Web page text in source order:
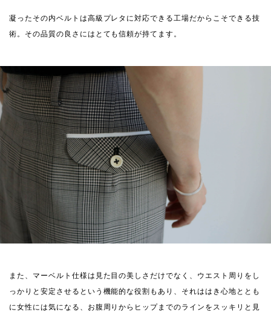
凝ったその内ベルトは高級プレタに対応できる工場だからこそできる技
術。その品質の良さにはとても信頼が持てます。
また、マーベルト仕様は見た目の美しさだけでなく、ウエスト周りをし
っかりと安定させるという機能的な役割もあり、それははき心地ととも
に女性には気になる、お腹周りからヒップまでのラインをスッキリと見